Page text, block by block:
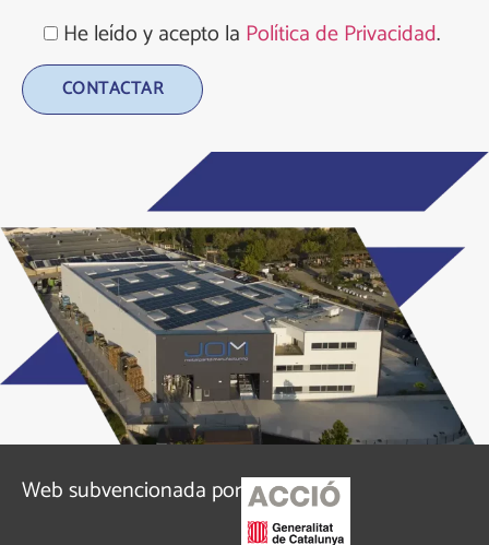
He leído y acepto la Política de Privacidad.
Web subvencionada por